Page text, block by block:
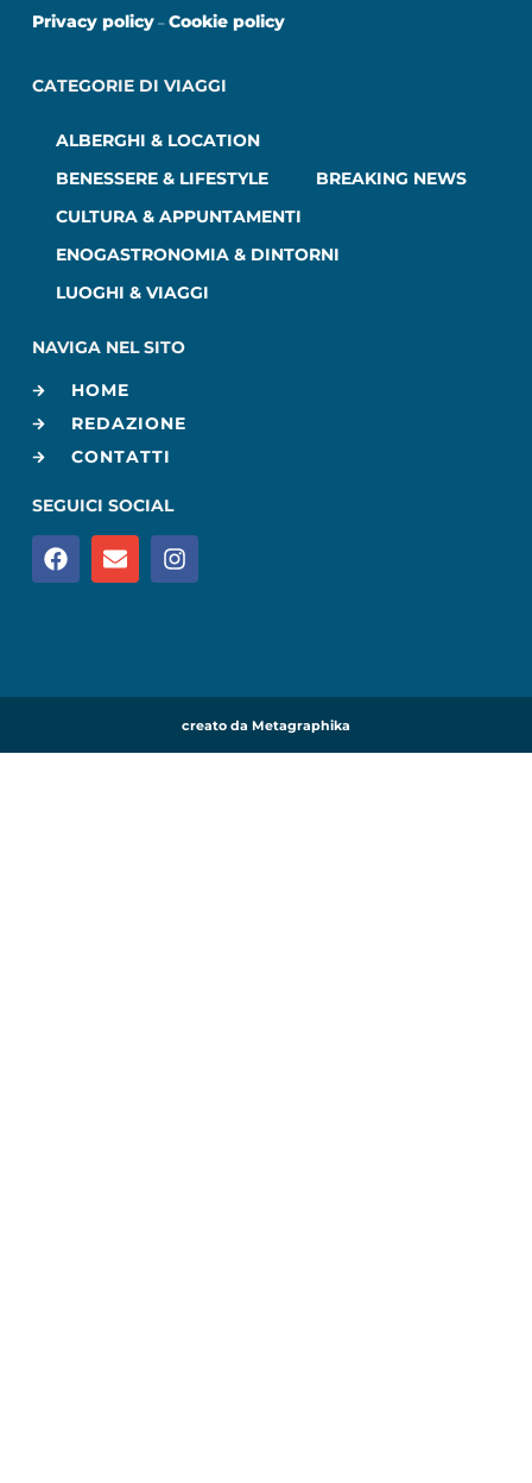
Privacy policy– Cookie policy
CATEGORIE DI VIAGGI
ALBERGHI & LOCATION
BENESSERE & LIFESTYLE
BREAKING NEWS
CULTURA & APPUNTAMENTI
ENOGASTRONOMIA & DINTORNI
LUOGHI & VIAGGI
NAVIGA NEL SITO
HOME
REDAZIONE
CONTATTI
SEGUICI SOCIAL
creato da Metagraphika